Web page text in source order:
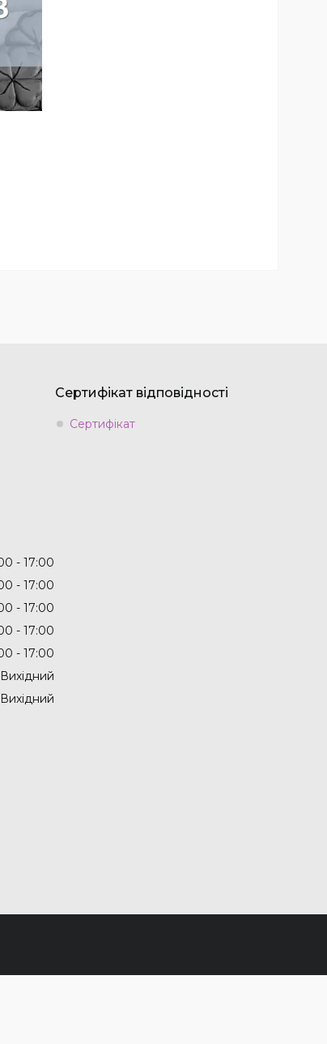
Сертифікат відповідності
Сертифікат
17:00
17:00
17:00
17:00
17:00
Вихідний
Вихідний